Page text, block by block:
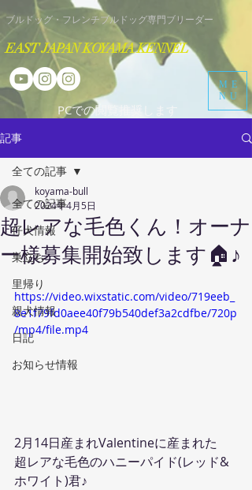
EAST JAPAN KOYAMA KENNEL
​PCでの閲覧推奨します
​ブルドッグ・フレンチブルドッグ専門ブリーダー
ME
NU
記事
全ての記事
仔犬情報
巣立ち
里帰り
親犬情報
日記
お知らせ情報
全ての記事
超レアな毛色くん！オーナ
ー様募集開始致します🏠♪
koyama-bull
2024年4月5日
https://video.wixstatic.com/video/719eeb_
8e1f79fd0aee40f79b540def3a2cdfbe/720p
/mp4/file.mp4
2月14日産まれValentineに産まれた
超レアな毛色のハニーパイド(レッド&
ホワイト)君♪